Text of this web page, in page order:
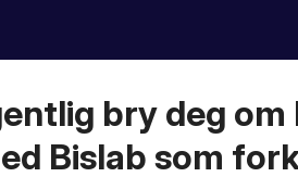
bry deg
Bislab som